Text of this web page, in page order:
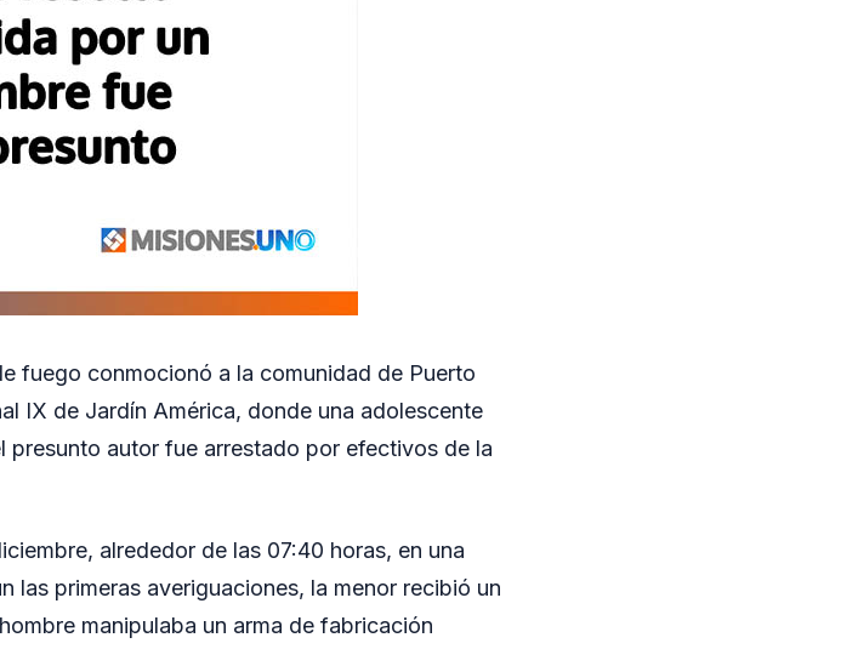
fuego conmocionó a la comunidad de Puerto
IX de Jardín América, donde una adolescente
presunto autor fue arrestado por efectivos de la
alrededor de las 07:40 horas, en una
las primeras averiguaciones, la menor recibió un
manipulaba un arma de fabricación